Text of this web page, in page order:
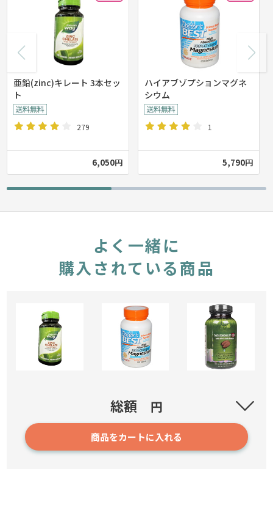
亜鉛(zinc)キレート 3本セッ
ト
279
6,050円
ハイアブゾプションマグネ
シウム
1
5,790円
よく一緒に
購入されている商品
279
6,050円
総額 円
商品をカートに入れる